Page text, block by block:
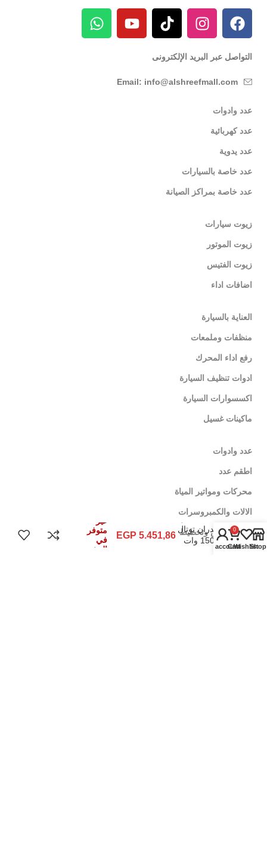
التواصل عبر البريد الإلكترونى
Email: info@alshreefmall.com
عدد وادوات
عدد كهربائية
عدد يدوية
عدد خاصة بالسيارات
عدد خاصة بمراكز الصيانة
زيوت سيارات
زيوت الموتور
زيوت الفتيس
اضافات اداء
العناية بالسيارة
منظفات وملمعات
رفع اداء المحرك
ادوات تنظيف السيارة
اكسسوارات السيارة
ماكينات غسيل
عدد وادوات
اطقم عدد
محركات ومواتير المياة
الالات والكمبروسرات
ادوات قياس وتخطيط
ماكينة حفر
جدران توتال
1500 وات
TWLC1256
5.451,86
EGP
غير
متوفر
في
المخزون
Shop
Wishlist
0
Cart
My account